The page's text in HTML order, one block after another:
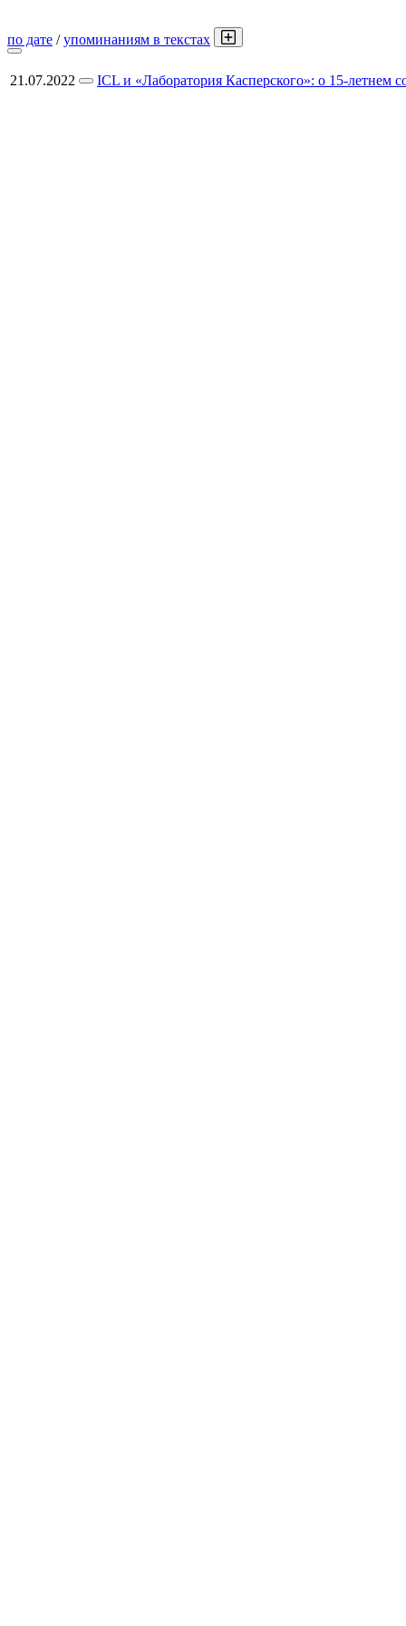
по дате /упоминаниям в текстах
21.07.2022 ICL и «Лаборатория Касперского»: о 15-летнем